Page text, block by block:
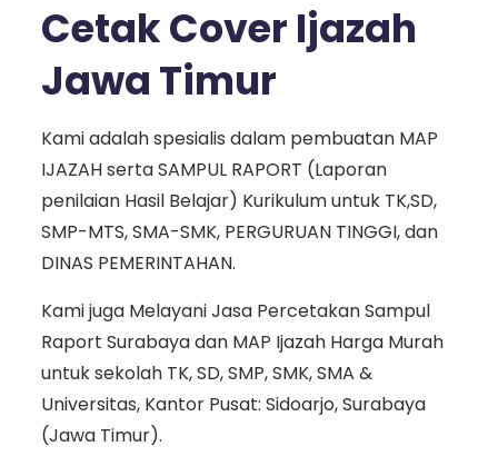
Cetak Cover Ijazah
Jawa Timur
Kami adalah spesialis dalam pembuatan MAP
IJAZAH serta SAMPUL RAPORT (Laporan
penilaian Hasil Belajar) Kurikulum untuk TK,SD,
SMP-MTS, SMA-SMK, PERGURUAN TINGGI, dan
DINAS PEMERINTAHAN.
Kami juga Melayani Jasa Percetakan Sampul
Raport Surabaya dan MAP Ijazah Harga Murah
untuk sekolah TK, SD, SMP, SMK, SMA &
Universitas, Kantor Pusat: Sidoarjo, Surabaya
(Jawa Timur).